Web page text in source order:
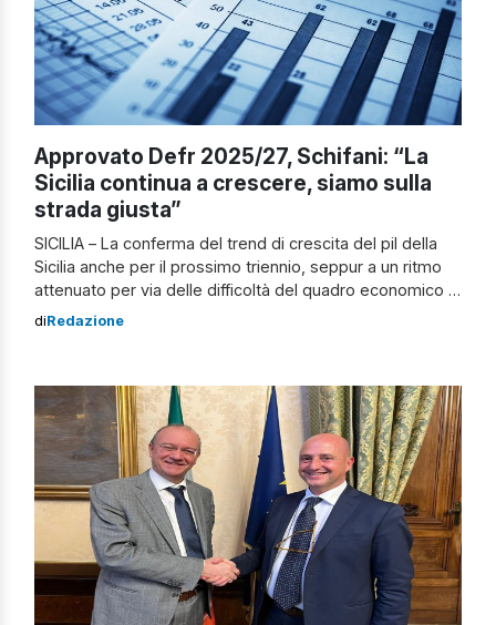
Approvato Defr 2025/27, Schifani: “La
Sicilia continua a crescere, siamo sulla
strada giusta”
SICILIA – La conferma del trend di crescita del pil della
Sicilia anche per il prossimo triennio, seppur a un ritmo
attenuato per via delle difficoltà del quadro economico e
politico internazionale, ma comunque in linea con il dato
regionale […]
diRedazione